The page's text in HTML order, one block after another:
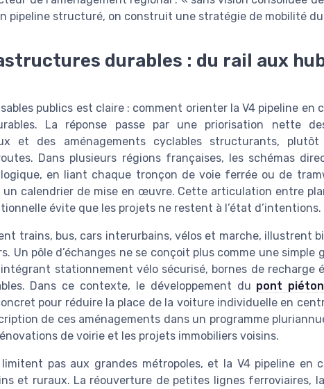
pipeline structuré, on construit une stratégie de mobilité
durables : du rail aux
publics est claire : comment orienter la V4 pipeline en
La réponse passe par une priorisation nette
et des aménagements cyclables structurants,
Dans plusieurs régions françaises, les schémas
en liant chaque tronçon de voie ferrée ou de
calendrier de mise en œuvre. Cette articulation entre
évite que les projets ne restent à l’état d’intentions.
trains, bus, cars interurbains, vélos et marche, illustrent
Un pôle d’échanges ne se conçoit plus comme une simple
stationnement vélo sécurisé, bornes de recharge
Dans ce contexte, le développement du pont
pour réduire la place de la voiture individuelle en
de ces aménagements dans un programme
de voirie et les projets immobiliers voisins.
pas aux grandes métropoles, et la V4 pipeline en
et ruraux. La réouverture de petites lignes ferroviaires,